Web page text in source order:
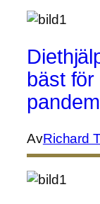
bäst
AvRichard